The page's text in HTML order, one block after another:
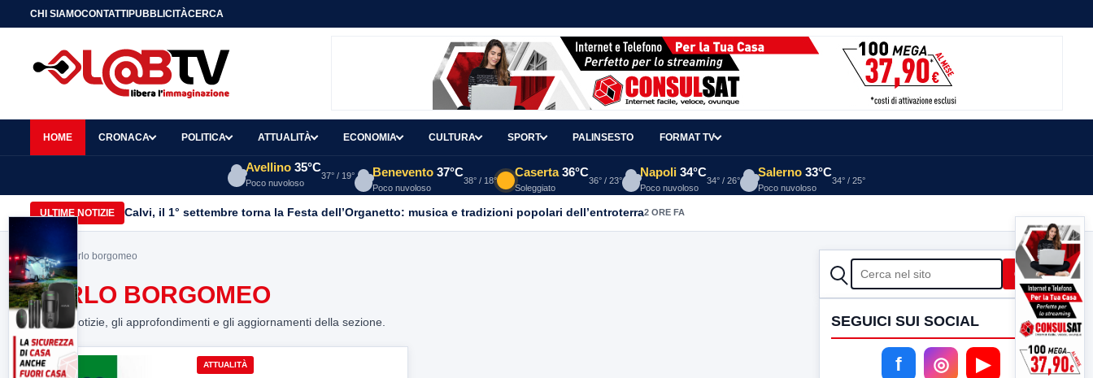
CHI SIAMOCONTATTIPUBBLICITÀCERCA
HOME CRONACA POLITICA ATTUALITÀ ECONOMIA CULTURA SPORT PALINSESTO FORMAT TV
Avellino 35°C
Poco nuvoloso
37° / 19° Benevento 37°C
Poco nuvoloso
38° / 18°
Caserta 36°C
Soleggiato
36° / 23°
Napoli 34°C
Poco nuvoloso
34° / 26°
Salerno 33°C
Poco nuvoloso
34° / 25°
ULTIME NOTIZIE Calvi, il 1° settembre torna la Festa dell’Organetto: musica e tradizioni popolari dell’entroterra2 ORE FA
Home> carlo borgomeo
CARLO BORGOMEO
Tutte le notizie, gli approfondimenti e gli aggiornamenti della sezione.
ATTUALITÀ
CERCA Cerca
SEGUICI SUI SOCIAL
f ◎ ▶